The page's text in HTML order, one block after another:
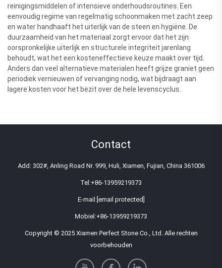
reinigingsmiddelen of intensieve onderhoudsroutines. Een
eenvoudig regime van regelmatig schoonmaken met zacht zeep
en water handhaaft het uiterlijk van de steen en hygiëne. De
duurzaamheid van het materiaal zorgt ervoor dat het zijn
oorspronkelijke uiterlijk en structurele integriteit jarenlang
behoudt, wat het een kosteneffectieve keuze maakt over tijd.
Anders dan veel alternatieve materialen heeft grijze graniet geen
periodiek vernieuwen of vervanging nodig, wat bijdraagt aan
lagere kosten voor het bezit over de hele levenscyclus.
Contact
Add: 302#, Anling Road Nr. 999, Huli, Xiamen, Fujian, China 361006
Tel:+86-13959219373
E-mail:[email protected]
Mobiel:+86-13959219373
Copyright © 2025 Xiamen Perfect Stone Co., Ltd. Alle rechten
voorbehouden